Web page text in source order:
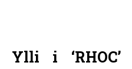
Ylli i ‘RHOC’